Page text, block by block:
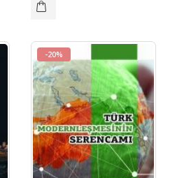
-20%